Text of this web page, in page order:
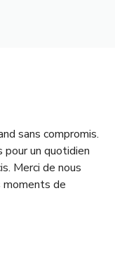
sans compromis.
pour un quotidien
Merci de nous
moments de